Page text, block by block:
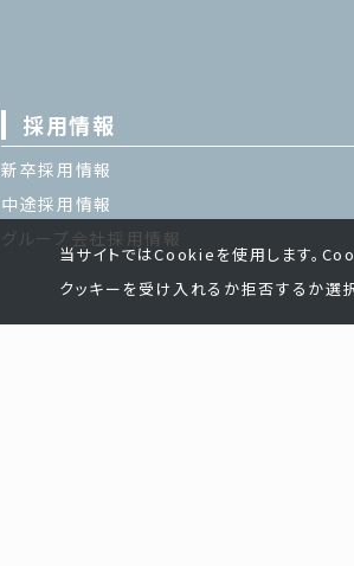
採用情報
新卒採用情報
中途採用情報
グループ会社採用情報
当サイトではCookieを使用します。
クッキーを受け入れるか拒否するか選択